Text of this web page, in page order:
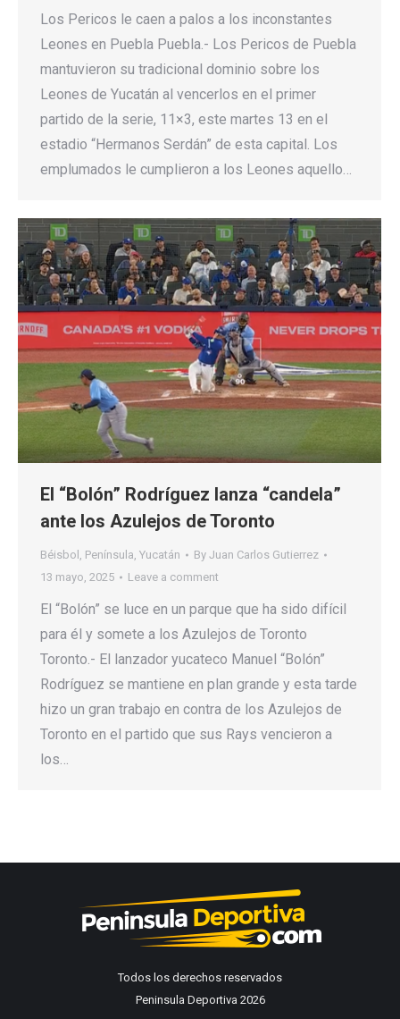
Los Pericos le caen a palos a los inconstantes
Leones en Puebla Puebla.- Los Pericos de Puebla
mantuvieron su tradicional dominio sobre los
Leones de Yucatán al vencerlos en el primer
partido de la serie, 11×3, este martes 13 en el
estadio “Hermanos Serdán” de esta capital. Los
emplumados le cumplieron a los Leones aquello…
El “Bolón” Rodríguez lanza “candela”
ante los Azulejos de Toronto
Béisbol , Península, Yucatán By Juan Carlos Gutierrez
13 mayo, 2025
Leave a comment
El “Bolón” se luce en un parque que ha sido difícil
para él y somete a los Azulejos de Toronto
Toronto.- El lanzador yucateco Manuel “Bolón”
Rodríguez se mantiene en plan grande y esta tarde
hizo un gran trabajo en contra de los Azulejos de
Toronto en el partido que sus Rays vencieron a
los…
Todos los derechos reservados
Peninsula Deportiva 2026